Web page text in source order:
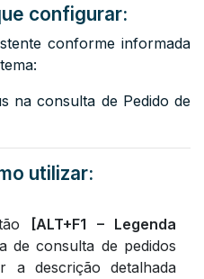
configurar:
conforme informada
na consulta de Pedido de
utilizar:
[ALT+F1 – Legenda
de consulta de pedidos
a descrição detalhada